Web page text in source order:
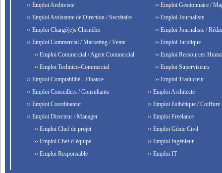
›› Emploi Archiviste
›› Emploi Assistante de Direction / Secrétaire
›› Emploi Chargé(e)s Clientèles
›› Emploi Commercial / Marketing / Vente
›› Emploi Commercial / Agent Commercial
›› Emploi Technico-Commercial
›› Emploi Comptabilité - Finance
›› Emploi Conseillers / Consultants
›› Emploi Coordinateur
›› Emploi Directeur / Manager
›› Emploi Chef de projet
›› Emploi Chef d’équipe
›› Emploi Responsable
›› Emploi Gestionnaire /
›› Emploi Journaliste
›› Emploi Journaliste /
›› Emploi Juridique
›› Emploi Ressources
›› Emploi Superviseurs
›› Emploi Traducteur
›› Emploi Architecte
›› Emploi Esthétique / Coiffure
›› Emploi Freelance
›› Emploi Génie Civil
›› Emploi Ingénieur
›› Emploi IT